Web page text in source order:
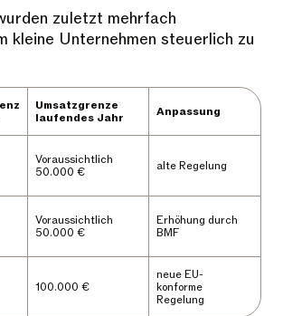
zuletzt mehrfach
kleine Unternehmen steuerlich zu
Umsatzgrenze
laufendes Jahr
Anpassung
Voraussichtlich
50.000 €
alte Regelung
Voraussichtlich
50.000 €
Erhöhung durch
BMF
100.000 €
neue EU-
konforme
Regelung